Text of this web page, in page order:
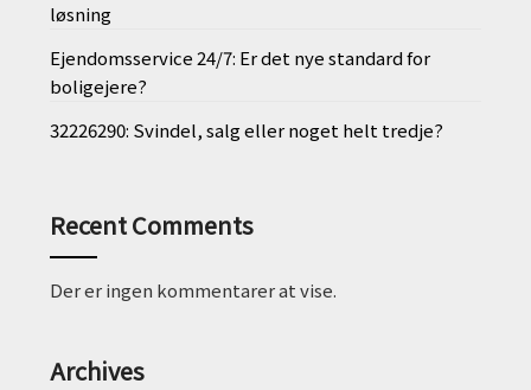
løsning
Ejendomsservice 24/7: Er det nye standard for
boligejere?
32226290: Svindel, salg eller noget helt tredje?
Recent Comments
Der er ingen kommentarer at vise.
Archives